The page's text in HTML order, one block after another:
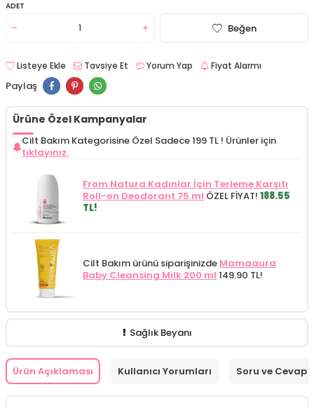
ADET
Beğen
Listeye Ekle Tavsiye Et Yorum Yap Fiyat Alarmı
Paylaş
Ürüne Özel Kampanyalar
Cilt Bakım Kategorisine Özel Sadece 199 TL ! Ürünler için
tıklayınız.
From Natura Kadınlar İçin Terleme Karşıtı
Roll-on Deodorant 75 ml ÖZEL FİYAT! 188.55
TL!
Cilt Bakım ürünü siparişinizde Mamaaura
Baby Cleansing Milk 200 ml 149.90 TL!
Sağlık Beyanı
Ürün Açıklaması Kullanıcı Yorumları Soru ve Cevap